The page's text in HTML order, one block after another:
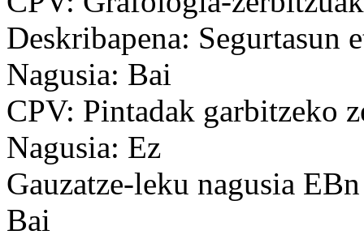
Deskribapena: Segurtasun
Nagusia: Bai
CPV: Pintadak garbitzeko
Nagusia: Ez
Gauzatze-leku nagusia EBn
Bai